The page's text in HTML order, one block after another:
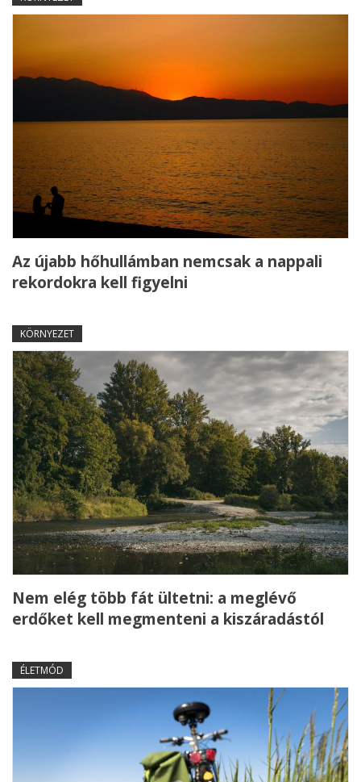
Az újabb hőhullámban nemcsak a nappali
rekordokra kell figyelni
KÖRNYEZET
Nem elég több fát ültetni: a meglévő
erdőket kell megmenteni a kiszáradástól
ÉLETMÓD